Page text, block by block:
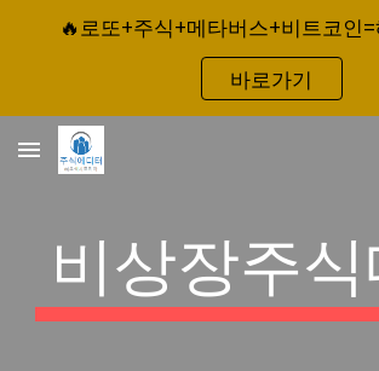
Skip to main content
🔥로또+주식+메타버스+비트코인
바로가기
비상장주